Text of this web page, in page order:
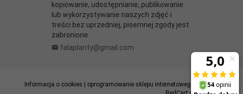
kopiowanie, udostępnianie, publikowanie
lub wykorzystywanie naszych zdjęć i
treści bez uprzedniej, pisemnej zgody jest
zabronione.
falaplanty@gmail.com
Informacja o cookies
oprogramowanie sklepu internetowego